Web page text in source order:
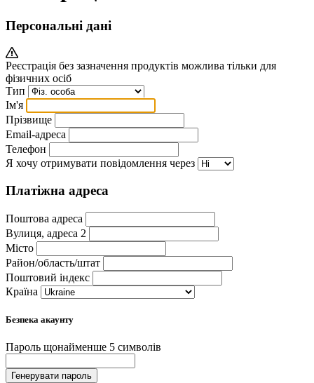
Персональні дані
Реєстрація без зазначення продуктів можлива тільки для
фізичних осіб
Тип
Ім'я
Прізвище
Email-адреса
Телефон
Я хочу отримувати повідомлення через
Платіжна адреса
Поштова адреса
Вулиця, адреса 2
Місто
Район/область/штат
Поштовий індекс
Країна
Безпека акаунту
Пароль щонайменше 5 символів
Генерувати пароль